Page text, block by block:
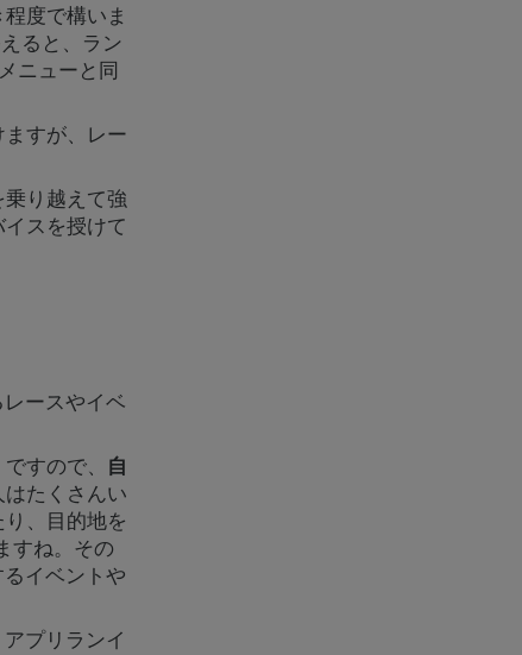
度で構いま
ると、ラン
ニューと同
ますが、レー
乗り越えて強
スを授けて
ースやイベ
すので、
自
はたくさんい
、目的地を
すね。その
イベントや
プリランイ